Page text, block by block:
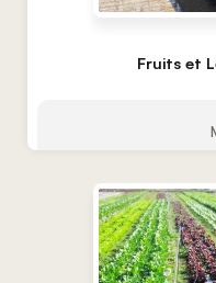
Fruits et